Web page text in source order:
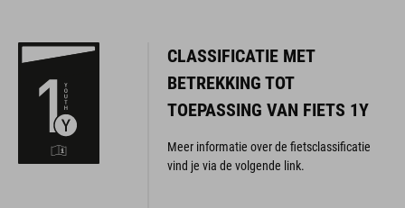
CLASSIFICATIE MET
BETREKKING TOT
TOEPASSING VAN FIETS 1Y
Meer informatie over de fietsclassificatie
vind je via de volgende link.